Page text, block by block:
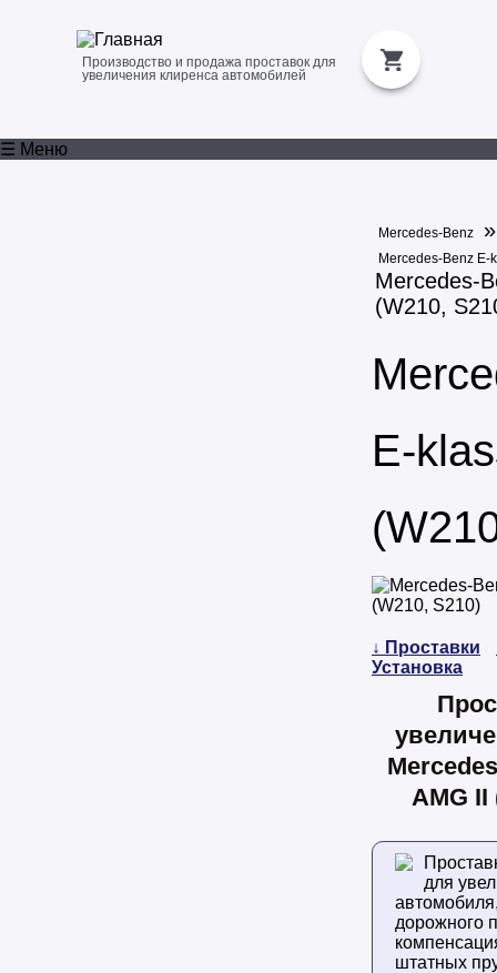
Производство и продажа проставок для
увеличения клиренса автомобилей
☰ Меню
Mercedes-Benz
Mercedes-Benz E-
Mercedes-
(W210,
E-
↓ Проставки
Установка
AMG II
для
дорожного
штатных